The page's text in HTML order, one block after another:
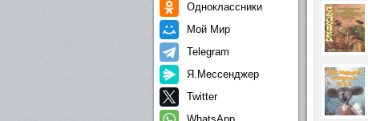
Одноклассники
Мой Мир
Telegram
Я.Мессенджер
Twitter